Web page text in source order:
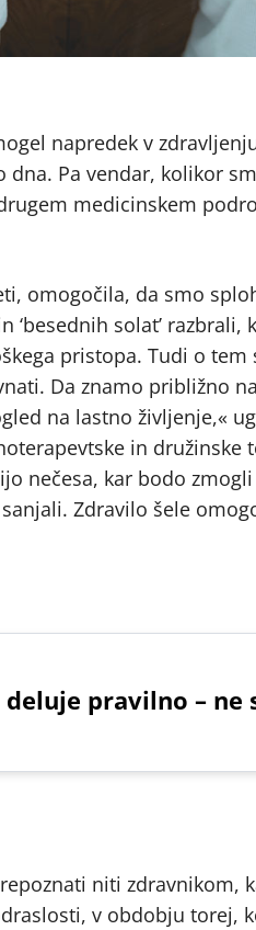
napredek v
Pa vendar, kolikor
medicinskem
omogočila, da smo
solat’ razbrali,
pristopa. Tudi o tem
Da znamo približno
na lastno življenje,«
in družinske
nečesa, kar bodo
Zdravilo šele
pravilno – ne
niti zdravnikom,
v obdobju torej,